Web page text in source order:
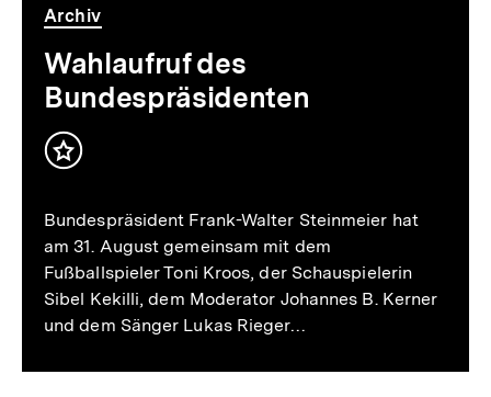
Video
Dauer
Archiv
Wahlaufruf des
Bundespräsidenten
Inhalt
Bundespräsident Frank-Walter Steinmeier hat
am 31. August gemeinsam mit dem
Fußballspieler Toni Kroos, der Schauspielerin
Sibel Kekilli, dem Moderator Johannes B. Kerner
und dem Sänger Lukas Rieger…